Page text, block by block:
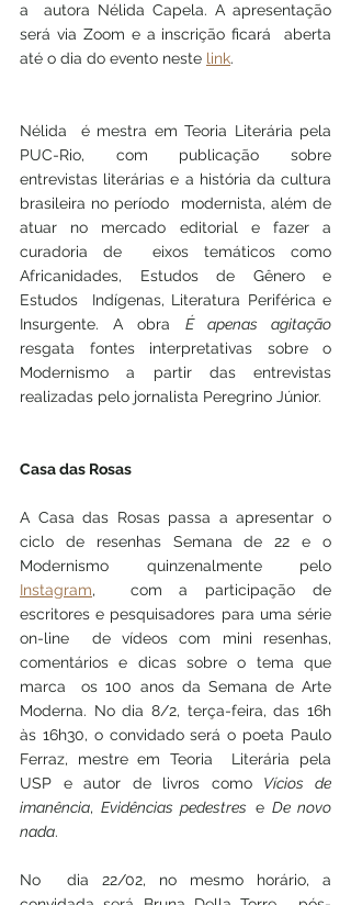
a  autora Nélida Capela. A apresentação
será via Zoom e a inscrição ficará  aberta
até o dia do evento neste link.
Nélida  é mestra em Teoria Literária pela
PUC-Rio, com publicação sobre
entrevistas literárias e a história da cultura
brasileira no período  modernista, além de
atuar no mercado editorial e fazer a
curadoria de  eixos temáticos como
Africanidades, Estudos de Gênero e
Estudos  Indígenas, Literatura Periférica e
Insurgente. A obra É apenas agitação
resgata fontes interpretativas sobre o
Modernismo a partir das entrevistas
realizadas pelo jornalista Peregrino Júnior.
Casa das Rosas
A Casa das Rosas passa a apresentar o
ciclo de resenhas Semana de 22 e o
Instagram,  com a participação de
escritores e pesquisadores para uma série
on-line  de vídeos com mini resenhas,
comentários e dicas sobre o tema que
marca  os 100 anos da Semana de Arte
Moderna. No dia 8/2, terça-feira, das 16h
às 16h30, o convidado será o poeta Paulo
Ferraz, mestre em Teoria  Literária pela
USP e autor de livros como Vícios de
imanência, Evidências pedestres e De novo
nada.
No  dia 22/02, no mesmo horário, a